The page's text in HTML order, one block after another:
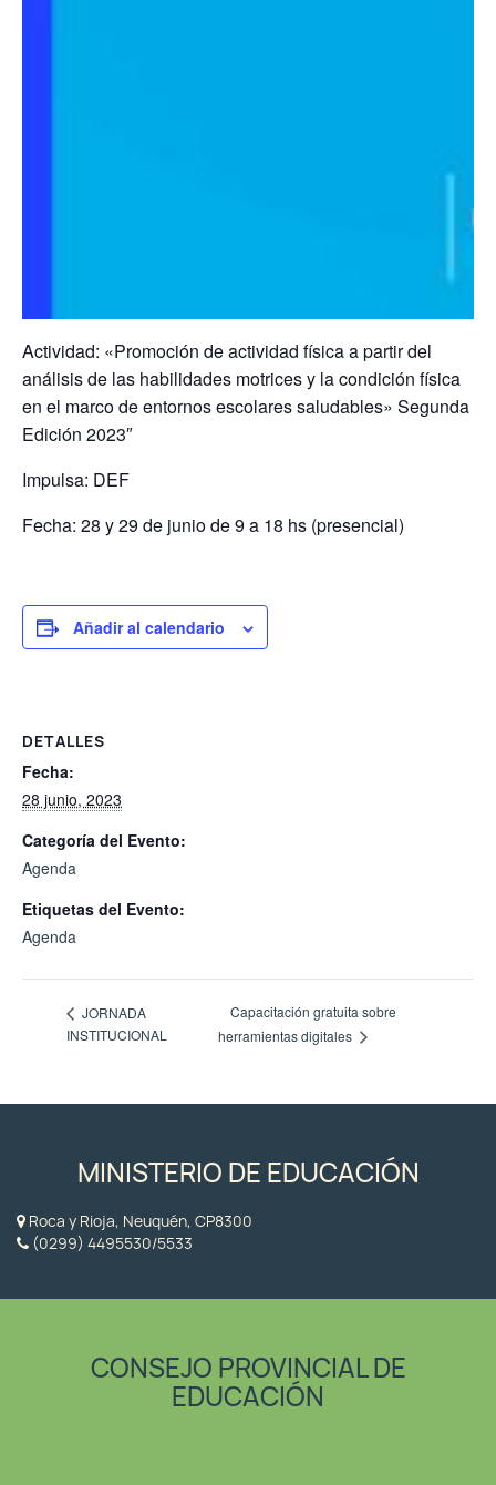
Actividad: «Promoción de actividad física a partir del
análisis de las habilidades motrices y la condición física
en el marco de entornos escolares saludables» Segunda
Edición 2023″
Impulsa: DEF
Fecha: 28 y 29 de junio de 9 a 18 hs (presencial)
Añadir al calendario
DETALLES
Fecha:
28 junio, 2023
Categoría del Evento:
Agenda
Etiquetas del Evento:
Agenda
JORNADA
INSTITUCIONAL
Capacitación gratuita sobre
herramientas digitales
MINISTERIO DE EDUCACIÓN
Roca y Rioja, Neuquén, CP8300
(0299) 4495530/5533
CONSEJO PROVINCIAL DE
EDUCACIÓN